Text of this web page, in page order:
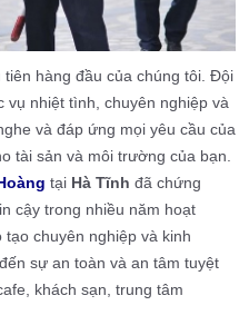
hàng đầu của chúng tôi. Đội
vụ nhiệt tình, chuyên nghiệp và
và đáp ứng mọi yêu cầu của
tài sản và môi trường của bạn.
tại Hà Tĩnh đã chứng
cậy trong nhiều năm hoạt
chuyên nghiệp và kinh
sự an toàn và an tâm tuyệt
khách sạn, trung tâm